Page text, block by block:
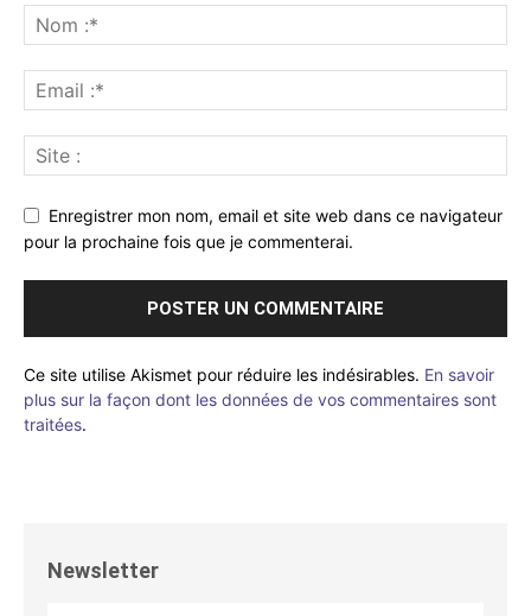
Enregistrer mon nom, email et site web dans ce navigateur
pour la prochaine fois que je commenterai.
Ce site utilise Akismet pour réduire les indésirables. En savoir
plus sur la façon dont les données de vos commentaires sont
traitées.
Newsletter